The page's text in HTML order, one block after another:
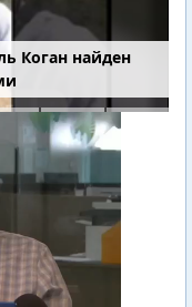
Коган найден